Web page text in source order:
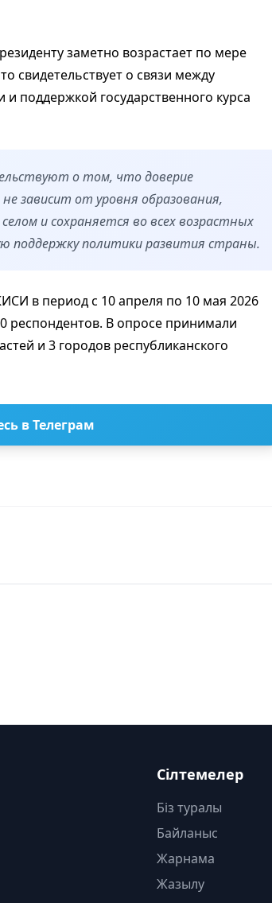
заметно возрастает по мере
свидетельствует о связи между
поддержкой государственного курса
о том, что доверие
зависит от уровня образования,
и сохраняется во всех возрастных
поддержку политики развития страны.
в период с 10 апреля по 10 мая 2026
респондентов. В опросе принимали
и 3 городов республиканского
в Телеграм
Сілтемелер
Біз туралы
Байланыс
Жарнама
Жазылу